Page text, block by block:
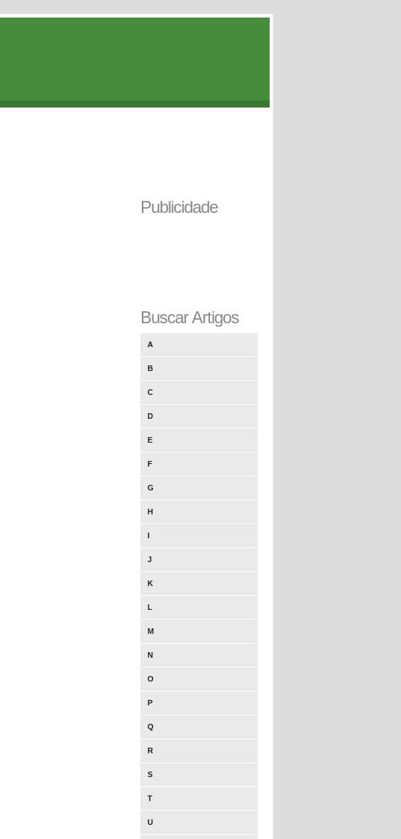
Publicidade
Buscar Artigos
A
B
C
D
E
F
G
H
I
J
K
L
M
N
O
P
Q
R
S
T
U